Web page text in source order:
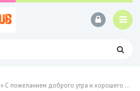
» С пожеланием доброго утра и хорошего настроения 24 фото